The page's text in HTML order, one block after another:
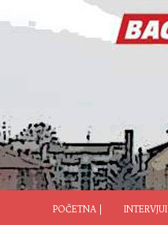
POČETNA |
INTERVJUI |